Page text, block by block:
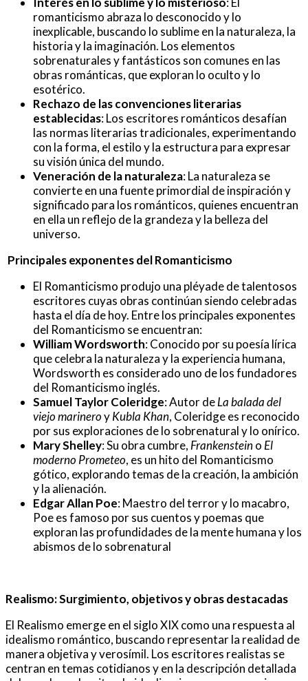
romanticismo abraza lo desconocido y lo
inexplicable, buscando lo sublime en la naturaleza, la
historia y la imaginación. Los elementos
sobrenaturales y fantásticos son comunes en las
obras románticas, que exploran lo oculto y lo
esotérico.
Rechazo de las convenciones literarias
establecidas: Los escritores románticos desafían
las normas literarias tradicionales, experimentando
con la forma, el estilo y la estructura para expresar
su visión única del mundo.
Veneración de la naturaleza: La naturaleza se
convierte en una fuente primordial de inspiración y
significado para los románticos, quienes encuentran
en ella un reflejo de la grandeza y la belleza del
universo.
Principales exponentes del Romanticismo
El Romanticismo produjo una pléyade de talentosos
escritores cuyas obras continúan siendo celebradas
hasta el día de hoy. Entre los principales exponentes
del Romanticismo se encuentran:
William Wordsworth: Conocido por su poesía lírica
que celebra la naturaleza y la experiencia humana,
Wordsworth es considerado uno de los fundadores
del Romanticismo inglés.
Samuel Taylor Coleridge: Autor deLa balada del
viejo marineroyKubla Khan, Coleridge es reconocido
por sus exploraciones de lo sobrenatural y lo onírico.
Mary Shelley: Su obra cumbre,FrankensteinoEl
moderno Prometeo, es un hito del Romanticismo
gótico, explorando temas de la creación, la ambición
y la alienación.
Edgar Allan Poe: Maestro del terror y lo macabro,
Poe es famoso por sus cuentos y poemas que
exploran las profundidades de la mente humana y los
abismos de lo sobrenatural
Realismo: Surgimiento, objetivos y obras destacadas
El Realismo emerge en el siglo XIX como una respuesta al
idealismo romántico, buscando representar la realidad de
manera objetiva y verosímil. Los escritores realistas se
centran en temas cotidianos y en la descripción detallada